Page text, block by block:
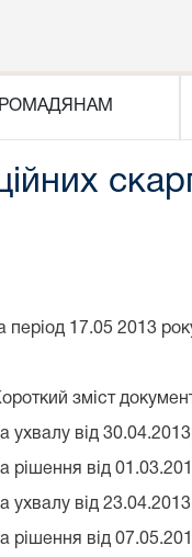
період 17.05 2013
зміст
ухвалу від
рішення від
ухвалу від
рішення від